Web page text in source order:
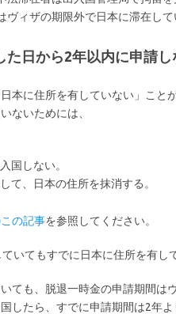
ィザの期限外で日本に滞在して
日から2年以内に申請
本に住所を有していない」こと
ないためには、
国しない。
て、日本の住所を抹消する。
の記事を参照してください。
いてもすでに日本に住所を有し
ても、脱退一時金の申請期間は
したら、すでに申請期間は2年